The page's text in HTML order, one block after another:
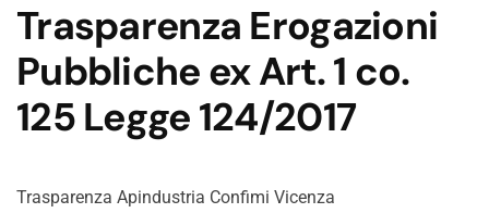
Trasparenza Erogazioni
Pubbliche ex Art. 1 co.
125 Legge 124/2017
Trasparenza Apindustria Confimi Vicenza